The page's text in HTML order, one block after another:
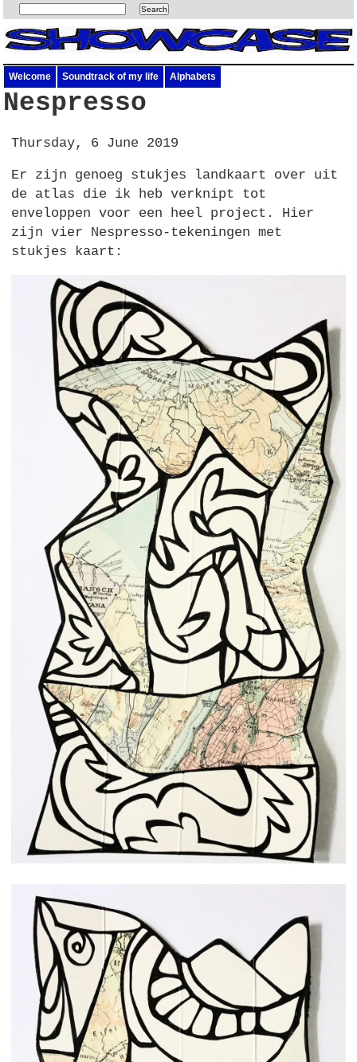
Welcome Soundtrack of my life Alphabets
Nespresso
Thursday, 6 June 2019
Er zijn genoeg stukjes landkaart over uit
de atlas die ik heb verknipt tot
enveloppen voor een heel project. Hier
zijn vier Nespresso-tekeningen met
stukjes kaart: